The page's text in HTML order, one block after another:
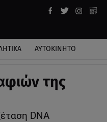
ΑΥΤΟΚΙΝΗΤΟ
της
DNA